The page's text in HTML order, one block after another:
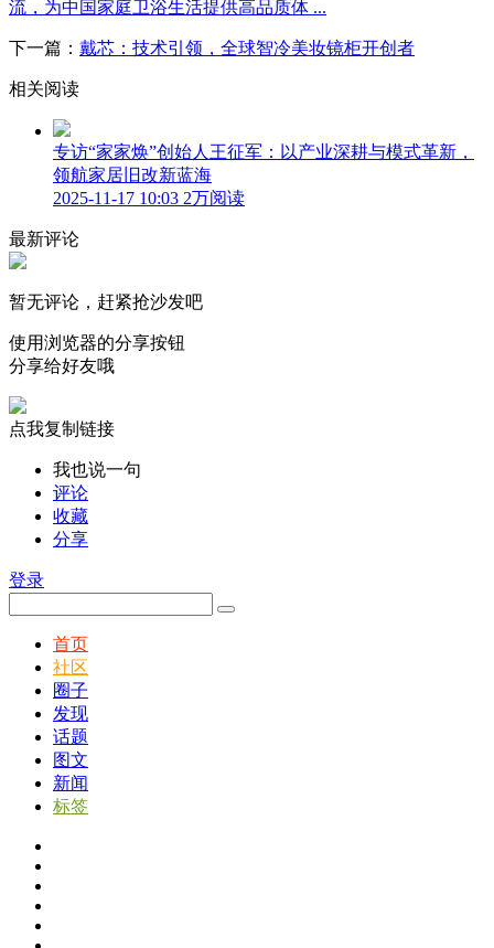
流，为中国家庭卫浴生活提供高品质体 ...
下一篇： 戴芯：技术引领，全球智冷美妆镜柜开创者
相关阅读
专访“家家焕”创始人王征军：以产业深耕与模式革新，
领航家居旧改新蓝海
2025-11-17 10:03 2万阅读
最新评论
暂无评论，赶紧抢沙发吧
使用浏览器的分享按钮
分享给好友哦
点我复制链接
我也说一句
评论
收藏
分享
登录
首页
社区
圈子
发现
话题
图文
新闻
标签